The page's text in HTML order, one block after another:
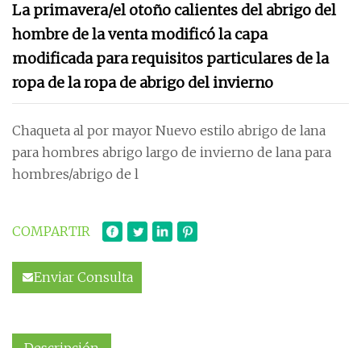
La primavera/el otoño calientes del abrigo del
hombre de la venta modificó la capa
modificada para requisitos particulares de la
ropa de la ropa de abrigo del invierno
Chaqueta al por mayor Nuevo estilo abrigo de lana
para hombres abrigo largo de invierno de lana para
hombres/abrigo de l
COMPARTIR
Enviar Consulta